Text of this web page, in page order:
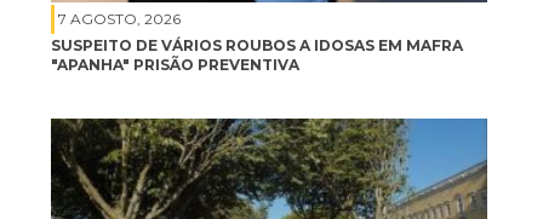
7 AGOSTO, 2026
SUSPEITO DE VÁRIOS ROUBOS A IDOSAS EM MAFRA
"APANHA" PRISÃO PREVENTIVA